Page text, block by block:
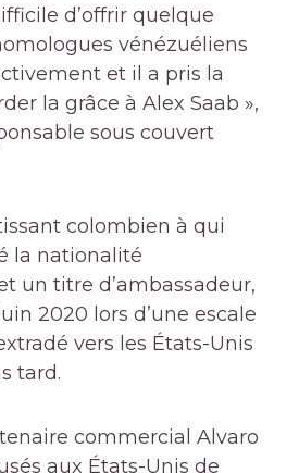
d’offrir quelque
vénézuéliens
et il a pris la
la grâce à Alex Saab »,
sous couvert
colombien à qui
la nationalité
un titre d’ambassadeur,
2020 lors d’une escale
vers les États-Unis
tard.
commercial Alvaro
aux États-Unis de